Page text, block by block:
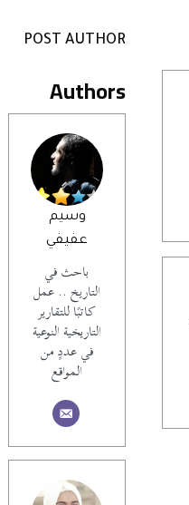
POST AUTHOR
Authors
وسيم
عفيفي
باحث في
التاريخ .. عمل
كاتبًا للتقارير
التاريخية النوعية
في عددٍ من
المواقع